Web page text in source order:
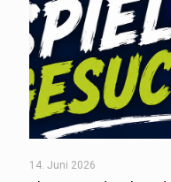
14. Juni 2026